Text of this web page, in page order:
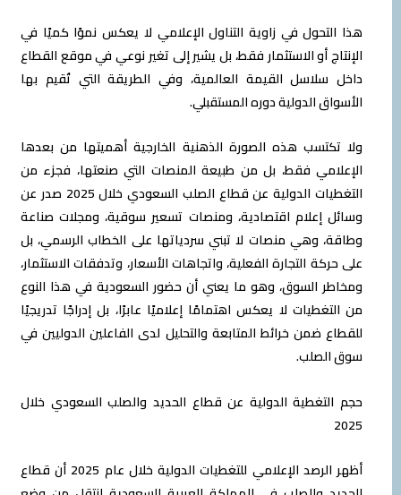
هذا التحول في زاوية التناول الإعلامي لا يعكس نموًا كميًا في
الإنتاج أو الاستثمار فقط، بل يشير إلى تغير نوعي في موقع القطاع
داخل سلاسل القيمة العالمية، وفي الطريقة التي تُقيم بها
الأسواق الدولية دوره المستقبلي.
ولا تكتسب هذه الصورة الذهنية الخارجية أهميتها من بعدها
الإعلامي فقط، بل من طبيعة المنصات التي صنعتها، فجزء من
التغطيات الدولية عن قطاع الصلب السعودي خلال 2025 صدر عن
وسائل إعلام اقتصادية، ومنصات تسعير سوقية، ومجلات صناعة
وطاقة، وهي منصات لا تبني سردياتها على الخطاب الرسمي، بل
على حركة التجارة الفعلية، واتجاهات الأسعار، وتدفقات الاستثمار،
ومخاطر السوق، وهو ما يعني أن حضور السعودية في هذا النوع
من التغطيات لا يعكس اهتمامًا إعلاميًا عابرًا، بل إدراجًا تدريجيًا
للقطاع ضمن خرائط المتابعة والتحليل لدى الفاعلين الدوليين في
سوق الصلب.
حجم التغطية الدولية عن قطاع الحديد والصلب السعودي خلال
2025
أظهر الرصد الإعلامي للتغطيات الدولية خلال عام 2025 أن قطاع